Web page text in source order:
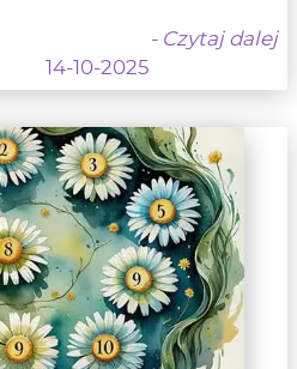
- Czytaj dalej
14-10-2025